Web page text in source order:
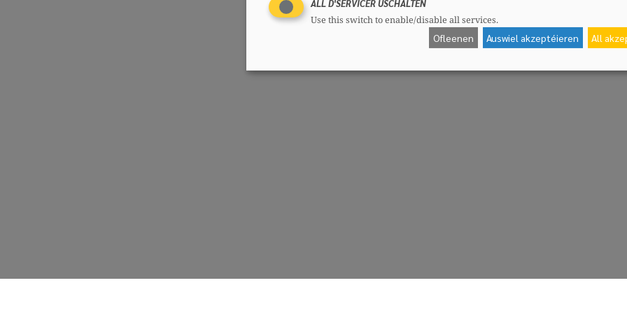
ALL D'SERVICER USCHALTEN
Use this switch to enable/disable all services.
Ofleenen Auswiel akzeptéieren All